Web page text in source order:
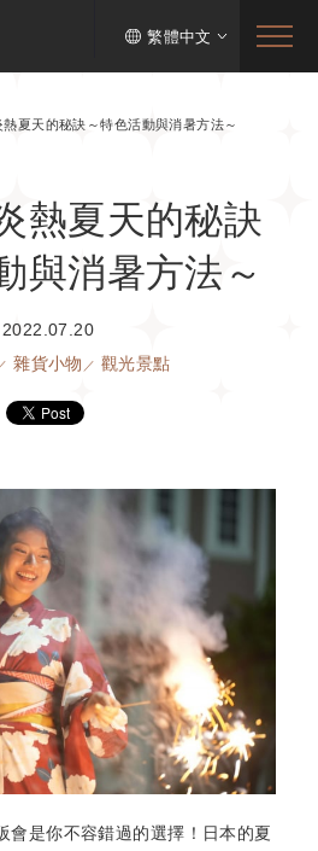
繁體中文
熱夏天的秘訣～特色活動與消暑方法～
熱夏天的秘訣
與消暑方法～
2022.07.20
雜貨小物 觀光景點
會是你不容錯過的選擇！日本的夏